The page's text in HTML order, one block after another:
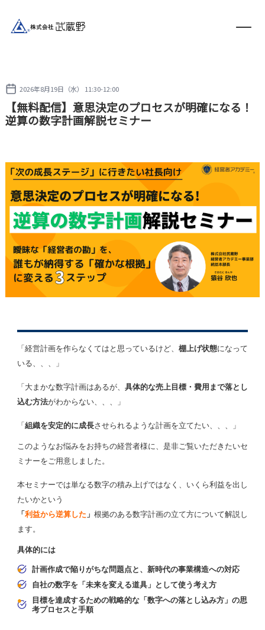
2026年8月19日（水） 11:30-12:00
【無料配信】意思決定のプロセスが明確になる！
逆算の数字計画解説セミナー
「経営計画を作らなくてはと思っているけど、 棚上げ状態になって
いる、、、」
「大まかな数字計画はあるが、 具体的な売上目標・費用まで落とし
込む方法がわからない、、、」
「組織を安定的に成長させられるような計画を立てたい、、、」
このようなお悩みをお持ちの経営者様に、是非ご覧いただきたいセ
ミナーをご用意しました。
本セミナーでは単なる数字の積み上げではなく、いくら利益を出し
たいかという
「利益から逆算した 」 根拠のある数字計画の立て方について解説し
ます。
具体的には
●
計画作成で陥りがちな問題点と、新時代の事業構造への対応
●
自社の数字を「未来を変える道具」として使う考え方
●
目標を達成するための戦略的な「数字への落とし込み方」の思
考プロセスと手順